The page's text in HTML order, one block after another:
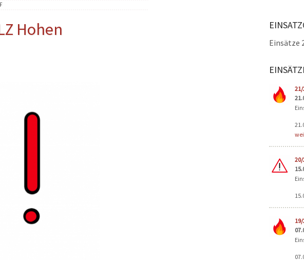
Hohen Neuendorf
Hohen
Einsätze
21/
20/
19/